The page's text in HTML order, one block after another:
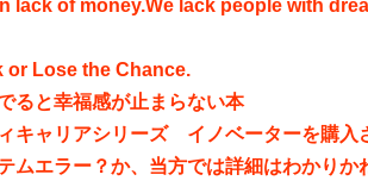
lack of money.We lack people with
or Lose the Chance.
ると幸福感が止まらない本
キャリアシリーズ イノベーターを購入
ムエラー？か、当方では詳細はわかり